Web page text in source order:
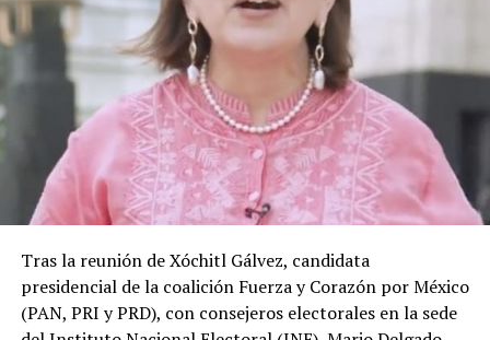
Tras la reunión de Xóchitl Gálvez, candidata
presidencial de la coalición Fuerza y Corazón por México
(PAN, PRI y PRD), con consejeros electorales en la sede